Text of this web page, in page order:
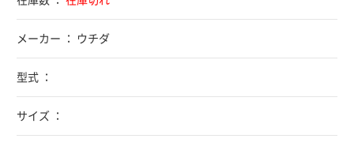
メーカー ： ウチダ
型式 ：
サイズ ：